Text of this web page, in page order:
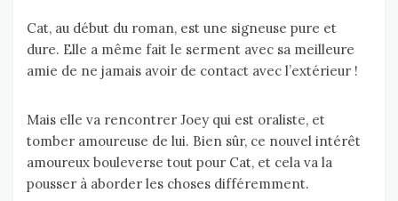
Cat, au début du roman, est une signeuse pure et
dure. Elle a même fait le serment avec sa meilleure
amie de ne jamais avoir de contact avec l’extérieur !
Mais elle va rencontrer Joey qui est oraliste, et
tomber amoureuse de lui. Bien sûr, ce nouvel intérêt
amoureux bouleverse tout pour Cat, et cela va la
pousser à aborder les choses différemment.